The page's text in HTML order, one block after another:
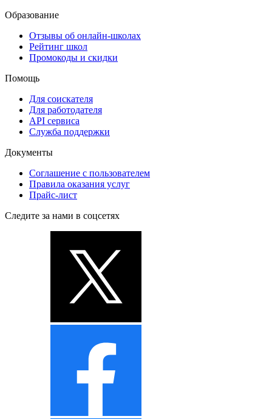
Образование
Отзывы об онлайн-школах
Рейтинг школ
Промокоды и скидки
Помощь
Для соискателя
Для работодателя
API сервиса
Служба поддержки
Документы
Соглашение с пользователем
Правила оказания услуг
Прайс-лист
Следите за нами в соцсетях